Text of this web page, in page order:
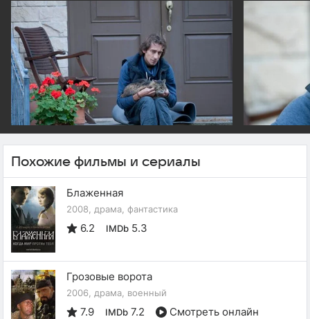
Похожие фильмы и сериалы
Блаженная
2008, драма, фантастика
6.2 IMDb 5.3
Грозовые ворота
2006, драма, военный
7.9 IMDb 7.2 Смотреть онлайн